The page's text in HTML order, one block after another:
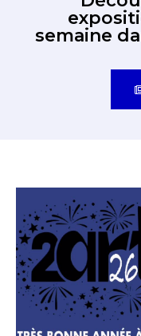
semaine